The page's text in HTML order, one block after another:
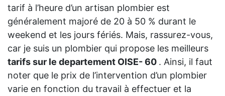
tarif à l’heure d’un artisan plombier est
généralement majoré de 20 à 50 % durant le
weekend et les jours fériés. Mais, rassurez-vous,
car je suis un plombier qui propose les meilleurs
tarifs sur le departement OISE- 60 . Ainsi, il faut
noter que le prix de l’intervention d’un plombier
varie en fonction du travail à effectuer et la